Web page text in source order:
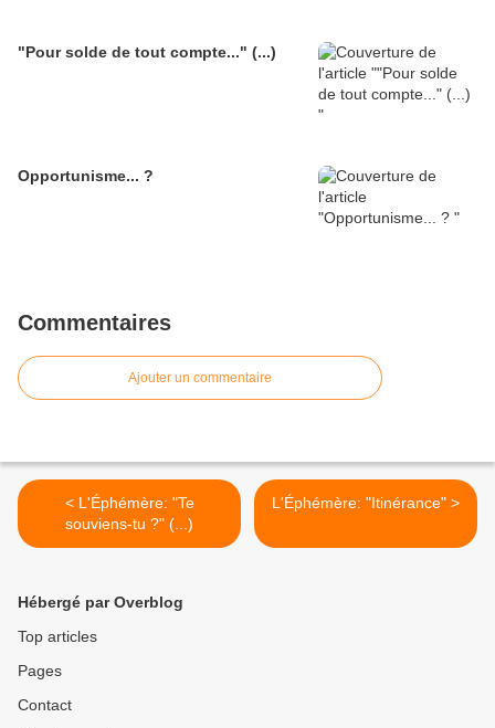
"Pour solde de tout compte..." (...)
Opportunisme... ?
Commentaires
Ajouter un commentaire
< L'Éphémère: "Te
souviens-tu ?" (...)
L'Éphémère: "Itinérance" >
Hébergé par Overblog
Top articles
Pages
Contact